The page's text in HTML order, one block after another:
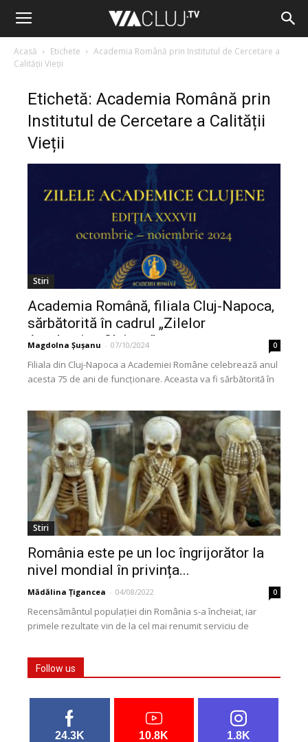
Acasă Etichete
Academia Română prin Institutul de Cercetare a
Calității Vieții
Etichetă: Academia Română prin
Institutul de Cercetare a Calității
Vieții
Stiri
Academia Română, filiala Cluj-Napoca,
sărbătorită în cadrul „Zilelor
Academice Clujene”
Magdolna Șușanu - 07/10/2024 0
Filiala din Cluj-Napoca a Academiei Române celebrează anul
acesta 75 de ani de funcționare. Aceasta va fi sărbătorită în
Stiri
România este pe un loc îngrijorător la
nivel mondial în privința...
Mădălina Țigancea - 04/08/2022 0
Recensământul populației din România s-a încheiat, iar
primele rezultate vin de la cel mai renumit serviciu de
Follow us
24.3K 10.8K 1.8K